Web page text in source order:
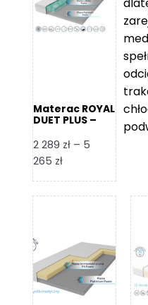
Materac ROYAL
DUET PLUS –
2 289 zł – 5
265 złZakres
od
do
5
265 zł